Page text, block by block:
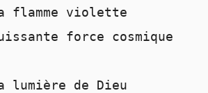
flamme violette
force cosmique
lumière de Dieu